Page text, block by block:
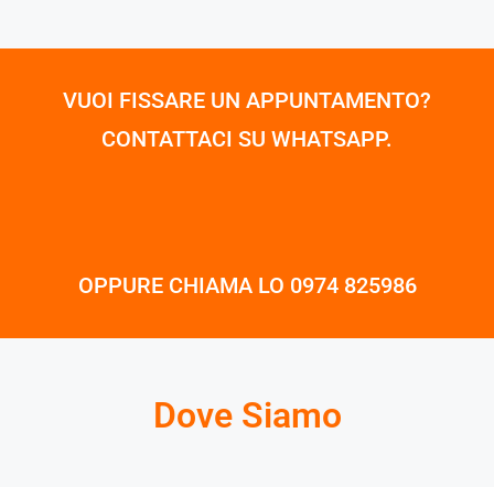
VUOI FISSARE UN APPUNTAMENTO?
CONTATTACI SU WHATSAPP.
OPPURE CHIAMA LO 0974 825986
Dove Siamo